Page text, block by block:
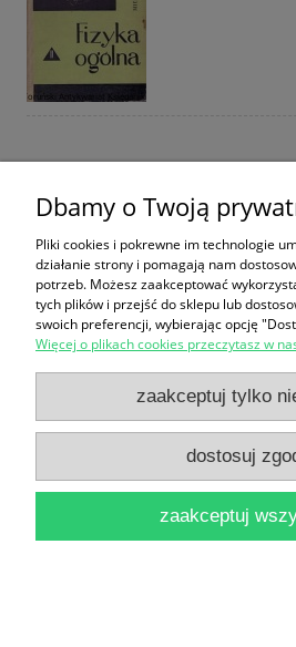
Józef Kuran, Marian Sobański
Rzecz o nauczycielach w
społeczeństwie
Dbamy o Twoją
Pliki cookies i pokrewne im technologie
działanie strony i pomagają nam
potrzeb. Możesz zaakceptować
tych plików i przejść do sklepu lub
swoich preferencji, wybierając opcję
Więcej o plikach cookies przeczytasz w
zaakceptuj tylko
dostosuj
zaakceptuj